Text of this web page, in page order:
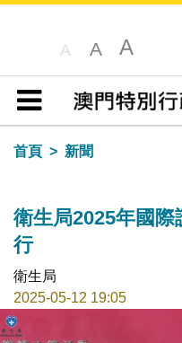
A A A
目錄
首頁
新聞
衛生局2025年國
行
衛生局
2025-05-12 19:05